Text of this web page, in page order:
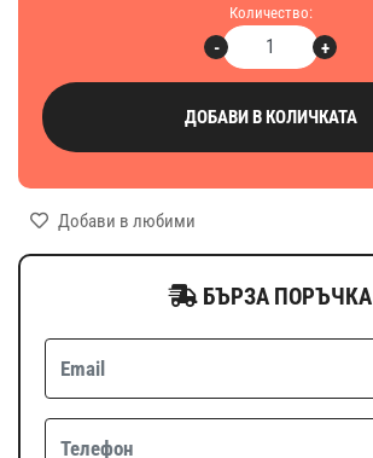
Количество:
+
-
ДОБАВИ В КОЛИЧКАТА
Добави в любими
БЪРЗА ПОРЪЧКА